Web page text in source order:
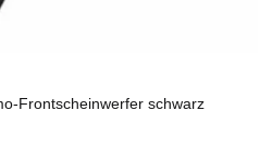
Frontscheinwerfer schwarz